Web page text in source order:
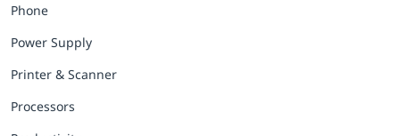
Phone
Power Supply
Printer & Scanner
Processors